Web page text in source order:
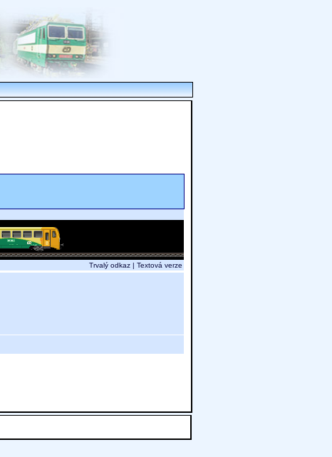
Trvalý odkaz | Textová verze